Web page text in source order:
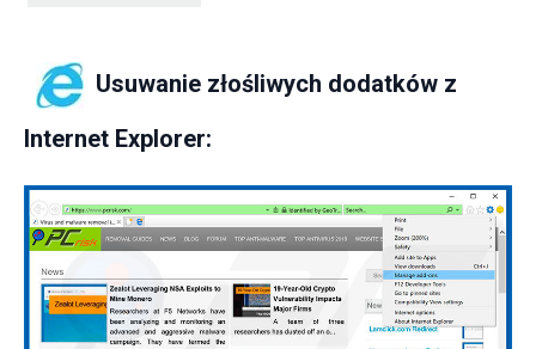
Usuwanie złośliwych dodatków z
Internet Explorer: